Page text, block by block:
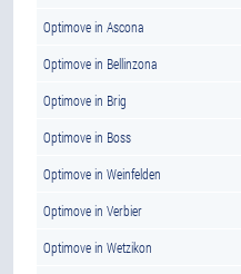
Optimove in Ascona
Optimove in Bellinzona
Optimove in Brig
Optimove in Boss
Optimove in Weinfelden
Optimove in Verbier
Optimove in Wetzikon